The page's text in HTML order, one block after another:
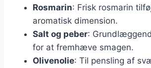
Rosmarin: Frisk rosmarin
aromatisk dimension.
Salt og peber:
for at fremhæve smagen.
Olivenolie: Til pensling af